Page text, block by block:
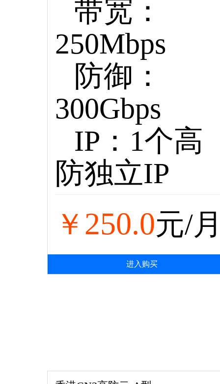
带宽：
250Mbps
防御：
300Gbps
IP：1个高
防独立IP
￥ 250.0元/
进入购买